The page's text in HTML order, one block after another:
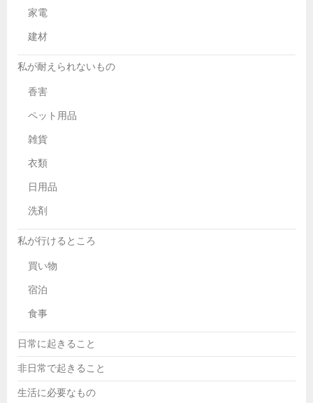
家電
建材
私が耐えられないもの
香害
ペット用品
雑貨
衣類
日用品
洗剤
私が行けるところ
買い物
宿泊
食事
日常に起きること
非日常で起きること
生活に必要なもの